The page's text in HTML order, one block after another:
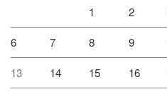
1 2
6 7 8 9
13 14 15 16